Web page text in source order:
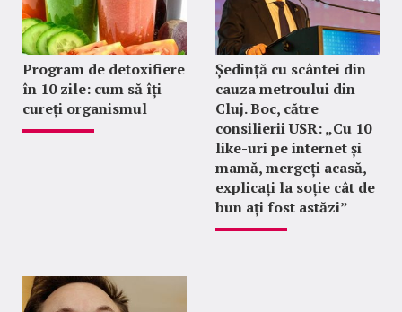
Program de detoxifiere
în 10 zile: cum să îți
cureți organismul
Ședință cu scântei din
cauza metroului din
Cluj. Boc, către
consilierii USR: „Cu 10
like-uri pe internet și
mamă, mergeți acasă,
explicați la soție cât de
bun ați fost astăzi”